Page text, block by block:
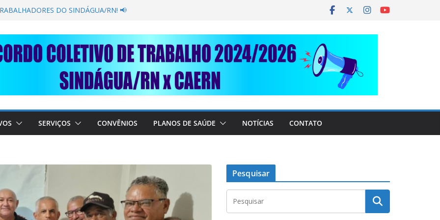
SECAR SUA TORNEIRA: UNIDOS
em importante debate com o Ministro
A SABESP! 🚨
AJUDE O NOSSO
RAIMUNDO DA CAERN!
SERVIÇOS CONVÊNIOS PLANOS DE SAÚDE NOTÍCIAS CONTATO
Pesquisar